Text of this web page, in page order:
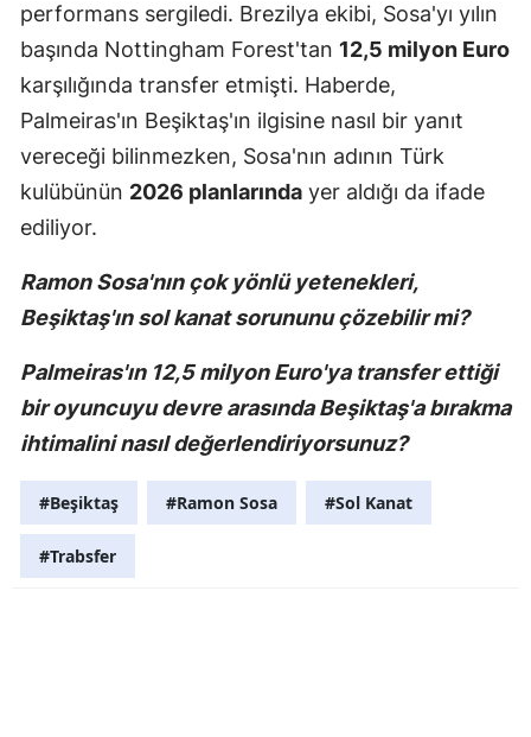
performans sergiledi. Brezilya ekibi, Sosa'yı yılın
başında Nottingham Forest'tan 12,5 milyon Euro
karşılığında transfer etmişti. Haberde,
Palmeiras'ın Beşiktaş'ın ilgisine nasıl bir yanıt
vereceği bilinmezken, Sosa'nın adının Türk
kulübünün 2026 planlarında yer aldığı da ifade
ediliyor.
Ramon Sosa'nın çok yönlü yetenekleri,
Beşiktaş'ın sol kanat sorununu çözebilir mi?
Palmeiras'ın 12,5 milyon Euro'ya transfer ettiği
bir oyuncuyu devre arasında Beşiktaş'a bırakma
ihtimalini nasıl değerlendiriyorsunuz?
#Beşiktaş #Ramon Sosa #Sol Kanat
#Trabsfer